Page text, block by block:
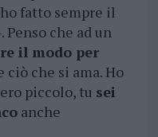
fatto sempre il
che ad un
il modo per
ciò che si ama. Ho
piccolo, tu sei
anche